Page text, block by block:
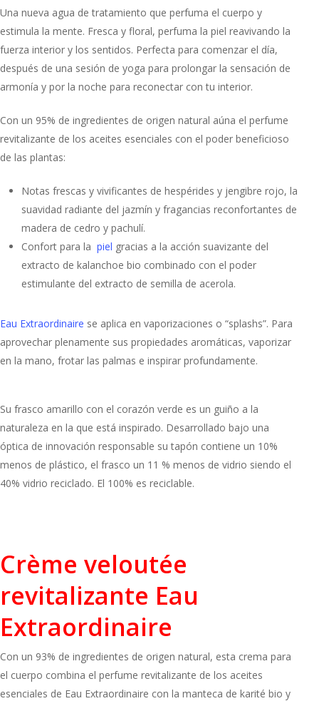
Una nueva agua de tratamiento que perfuma el cuerpo y
estimula la mente. Fresca y floral, perfuma la piel reavivando la
fuerza interior y los sentidos. Perfecta para comenzar el día,
después de una sesión de yoga para prolongar la sensación de
armonía y por la noche para reconectar con tu interior.
Con un 95% de ingredientes de origen natural aúna el perfume
revitalizante de los aceites esenciales con el poder beneficioso
de las plantas:
Notas frescas y vivificantes de hespérides y jengibre rojo, la
suavidad radiante del jazmín y fragancias reconfortantes de
madera de cedro y pachulí.
Confort para la piel gracias a la acción suavizante del
extracto de kalanchoe bio combinado con el poder
estimulante del extracto de semilla de acerola.
Eau Extraordinaire se aplica en vaporizaciones o “splashs”. Para
aprovechar plenamente sus propiedades aromáticas, vaporizar
en la mano, frotar las palmas e inspirar profundamente.
Su frasco amarillo con el corazón verde es un guiño a la
naturaleza en la que está inspirado. Desarrollado bajo una
óptica de innovación responsable su tapón contiene un 10%
menos de plástico, el frasco un 11 % menos de vidrio siendo el
40% vidrio reciclado. El 100% es reciclable.
Crème veloutée
revitalizante Eau
Extraordinaire
Con un 93% de ingredientes de origen natural, esta crema para
el cuerpo combina el perfume revitalizante de los aceites
esenciales de Eau Extraordinaire con la manteca de karité bio y